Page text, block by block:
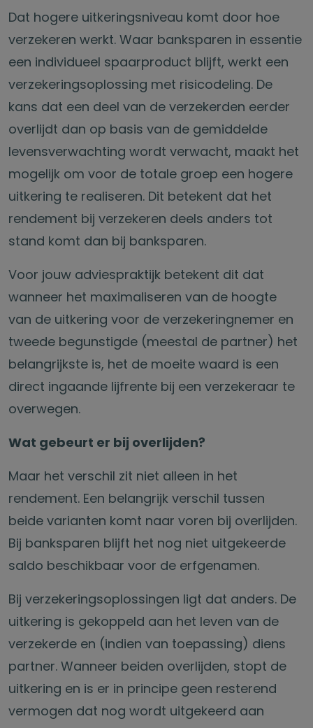
Dat hogere uitkeringsniveau komt door hoe
verzekeren werkt. Waar banksparen in essentie
een individueel spaarproduct blijft, werkt een
verzekeringsoplossing met risicodeling. De
kans dat een deel van de verzekerden eerder
overlijdt dan op basis van de gemiddelde
levensverwachting wordt verwacht, maakt het
mogelijk om voor de totale groep een hogere
uitkering te realiseren. Dit betekent dat het
rendement bij verzekeren deels anders tot
stand komt dan bij banksparen.
Voor jouw adviespraktijk betekent dit dat
wanneer het maximaliseren van de hoogte
van de uitkering voor de verzekeringnemer en
tweede begunstigde (meestal de partner) het
belangrijkste is, het de moeite waard is een
direct ingaande lijfrente bij een verzekeraar te
overwegen.
Wat gebeurt er bij overlijden?
Maar het verschil zit niet alleen in het
rendement. Een belangrijk verschil tussen
beide varianten komt naar voren bij overlijden.
Bij banksparen blijft het nog niet uitgekeerde
saldo beschikbaar voor de erfgenamen.
Bij verzekeringsoplossingen ligt dat anders. De
uitkering is gekoppeld aan het leven van de
verzekerde en (indien van toepassing) diens
partner. Wanneer beiden overlijden, stopt de
uitkering en is er in principe geen resterend
vermogen dat nog wordt uitgekeerd aan